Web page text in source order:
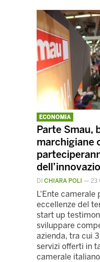
ECONOMIA
Parte Smau,
marchigiane
DI CHIARA POLI — 23
L'Ente camerale
eccellenze del
start up
sviluppare
azienda, tra cui
servizi offerti in
camerale italiano